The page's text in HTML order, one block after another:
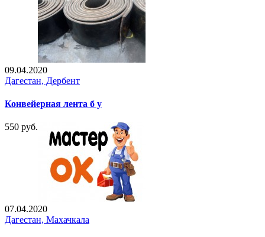
09.04.2020
Дагестан, Дербент
Конвейерная лента б у
550 руб.
07.04.2020
Дагестан, Махачкала